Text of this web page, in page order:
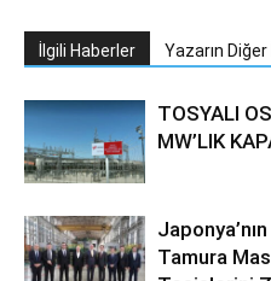
İlgili Haberler Yazarın
TOSYALI
MW’LIK
Tamura